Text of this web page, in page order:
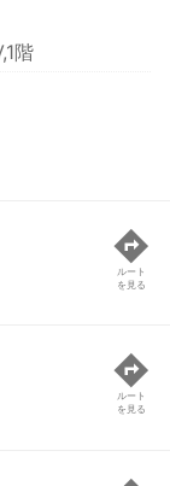
階
ルート
を見る
ルート
を見る